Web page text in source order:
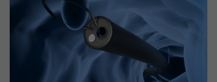
Dieta pentru colonoscopie: ce să mănânci 3 zile
înainte, în ziua procedurii și după. Evită aceste
greșeli dacă vrei să nu ai dureri